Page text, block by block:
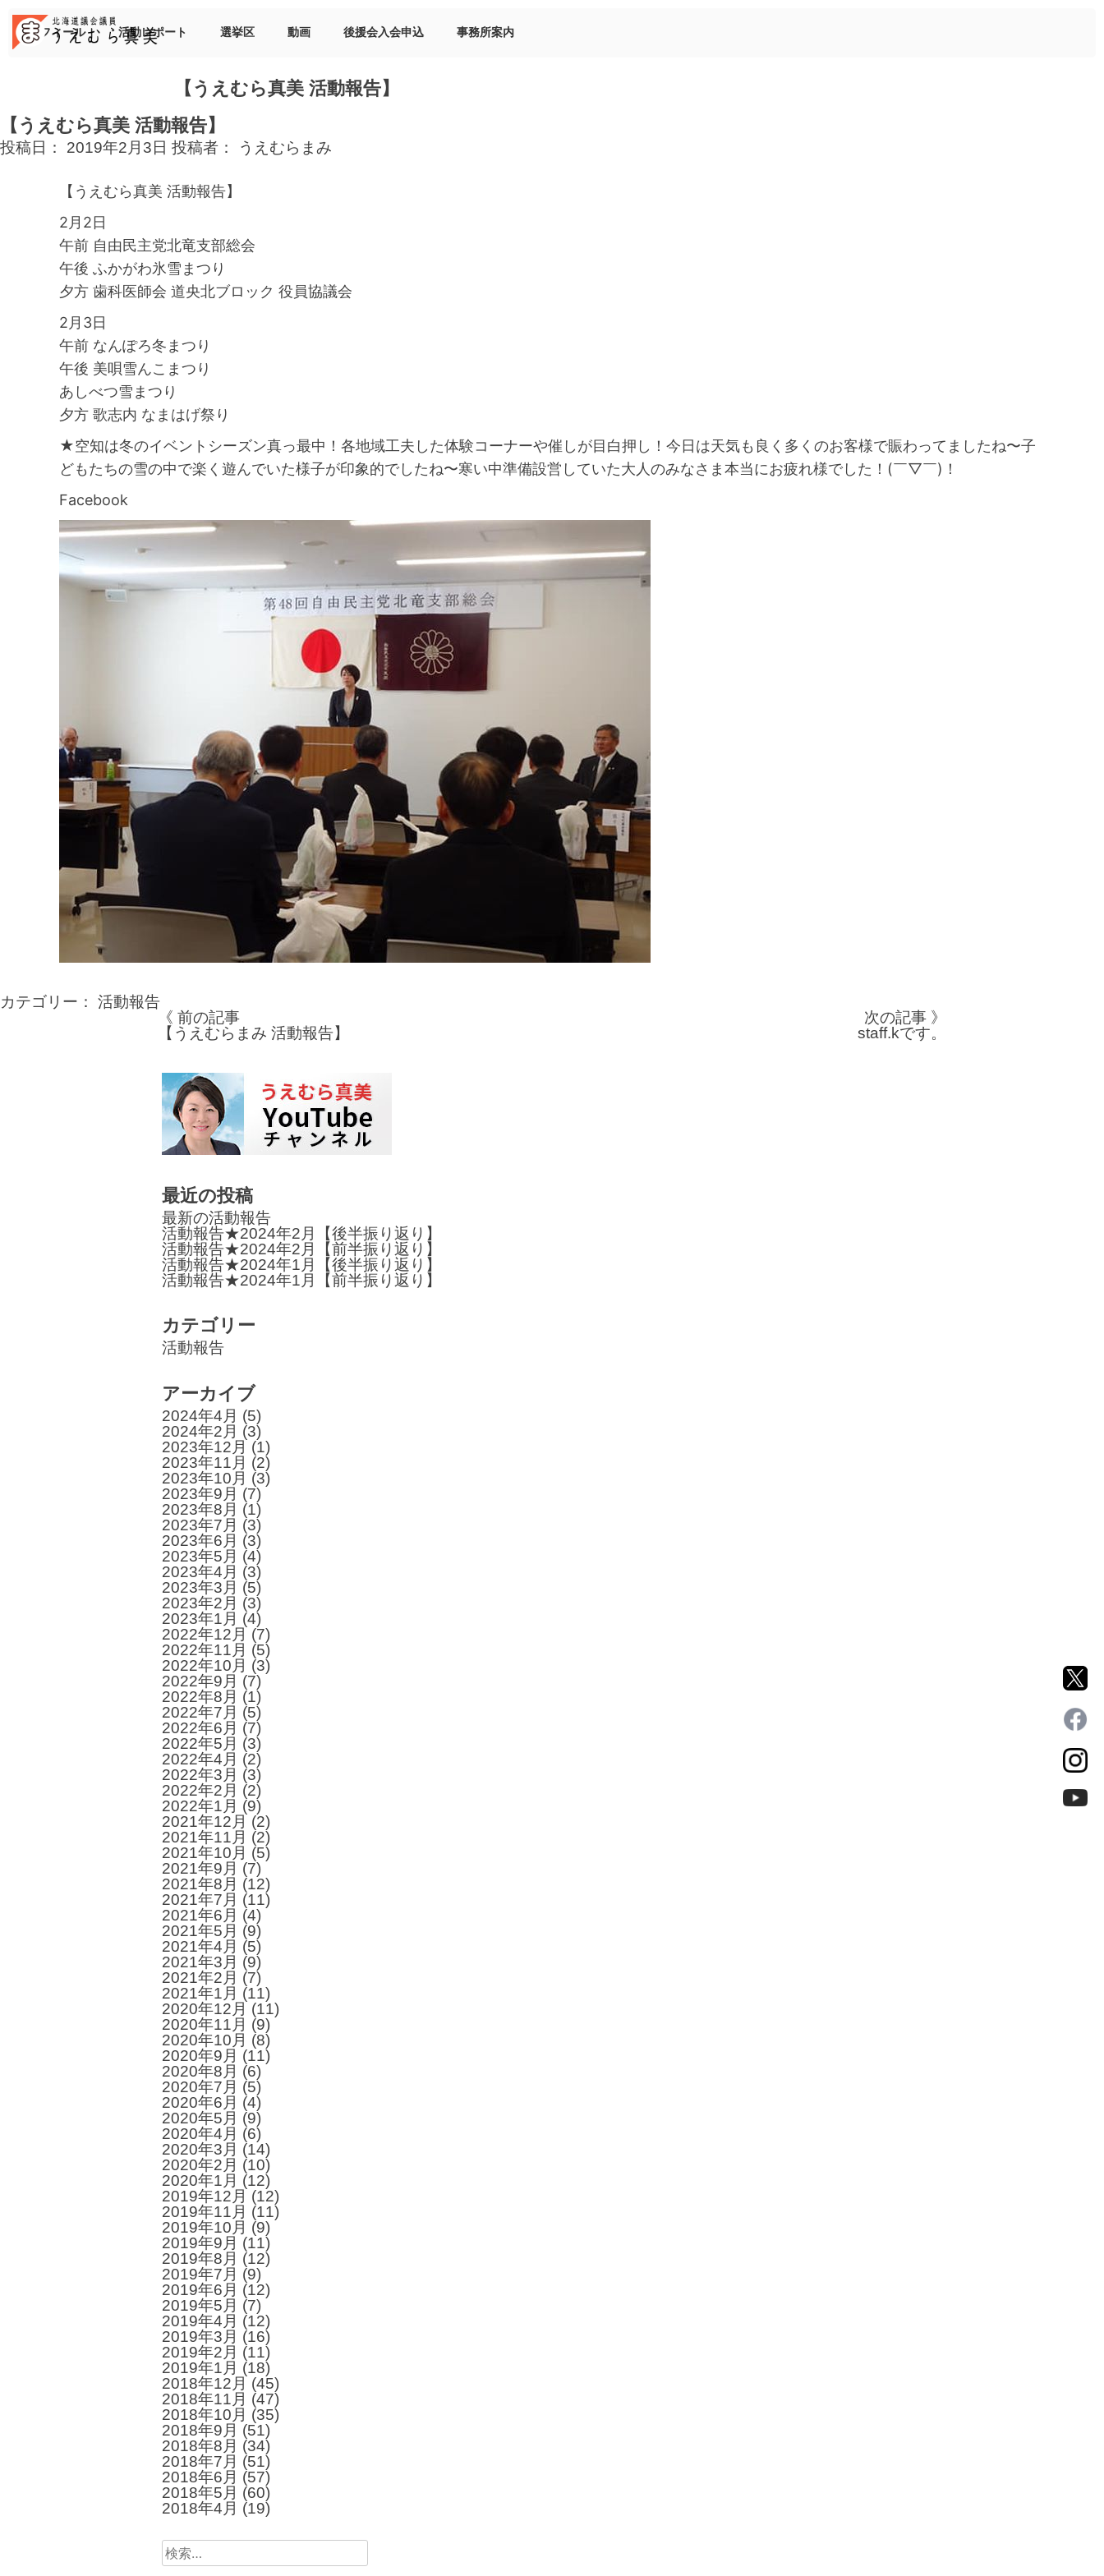
content
プロフィール 活動レポート 選挙区 動画 後援会入会申込 事務所案内
【うえむら真美 活動報告】
【うえむら真美 活動報告】
投稿日： 2019年2月3日 投稿者： うえむらまみ
【うえむら真美 活動報告】
2月2日
午前 自由民主党北竜支部総会
午後 ふかがわ氷雪まつり
夕方 歯科医師会 道央北ブロック 役員協議会
2月3日
午前 なんぽろ冬まつり
午後 美唄雪んこまつり
あしべつ雪まつり
夕方 歌志内 なまはげ祭り
★空知は冬のイベントシーズン真っ最中！各地域工夫した体験コーナーや催しが目白押し！今日は天気も良く多くのお客様で賑わってましたね〜子
どもたちの雪の中で楽く遊んでいた様子が印象的でしたね〜寒い中準備設営していた大人のみなさま本当にお疲れ様でした！(￣▽￣)！
Facebook
カテゴリー： 活動報告
投
ナ
ビ
ゲ
シ
ョ
ン
《 前の記事
【うえむらまみ 活動報告】
次の記事 》
staff.kです。
最近の投稿
最新の活動報告
活動報告★2024年2月【後半振り返り】
活動報告★2024年2月【前半振り返り】
活動報告★2024年1月【後半振り返り】
活動報告★2024年1月【前半振り返り】
カテゴリー
活動報告
アーカイブ
2024年4月 (5)
2024年2月 (3)
2023年12月 (1)
2023年11月 (2)
2023年10月 (3)
2023年9月 (7)
2023年8月 (1)
2023年7月 (3)
2023年6月 (3)
2023年5月 (4)
2023年4月 (3)
2023年3月 (5)
2023年2月 (3)
2023年1月 (4)
2022年12月 (7)
2022年11月 (5)
2022年10月 (3)
2022年9月 (7)
2022年8月 (1)
2022年7月 (5)
2022年6月 (7)
2022年5月 (3)
2022年4月 (2)
2022年3月 (3)
2022年2月 (2)
2022年1月 (9)
2021年12月 (2)
2021年11月 (2)
2021年10月 (5)
2021年9月 (7)
2021年8月 (12)
2021年7月 (11)
2021年6月 (4)
2021年5月 (9)
2021年4月 (5)
2021年3月 (9)
2021年2月 (7)
2021年1月 (11)
2020年12月 (11)
2020年11月 (9)
2020年10月 (8)
2020年9月 (11)
2020年8月 (6)
2020年7月 (5)
2020年6月 (4)
2020年5月 (9)
2020年4月 (6)
2020年3月 (14)
2020年2月 (10)
2020年1月 (12)
2019年12月 (12)
2019年11月 (11)
2019年10月 (9)
2019年9月 (11)
2019年8月 (12)
2019年7月 (9)
2019年6月 (12)
2019年5月 (7)
2019年4月 (12)
2019年3月 (16)
2019年2月 (11)
2019年1月 (18)
2018年12月 (45)
2018年11月 (47)
2018年10月 (35)
2018年9月 (51)
2018年8月 (34)
2018年7月 (51)
2018年6月 (57)
2018年5月 (60)
2018年4月 (19)
検
索: